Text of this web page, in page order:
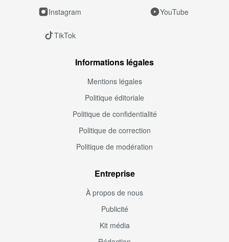
Instagram YouTube
TikTok
Informations légales
Mentions légales
Politique éditoriale
Politique de confidentialité
Politique de correction
Politique de modération
Entreprise
À propos de nous
Publicité
Kit média